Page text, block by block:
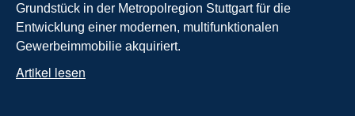
Grundstück in der Metropolregion Stuttgart für die
Entwicklung einer modernen, multifunktionalen
Gewerbeimmobilie akquiriert.
Artikel lesen